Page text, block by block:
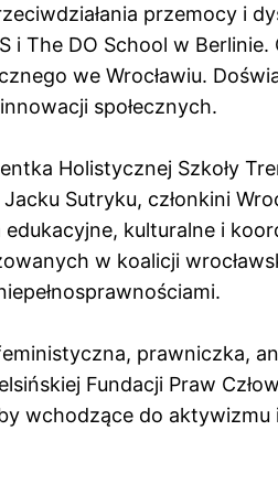
przemocy i
i The DO School w
we Wrocławiu.
społecznych.
Holistycznej Szkoły
Sutryku, członkini
kulturalne i
w koalicji
prawniczka,
Fundacji Praw
wchodzące do